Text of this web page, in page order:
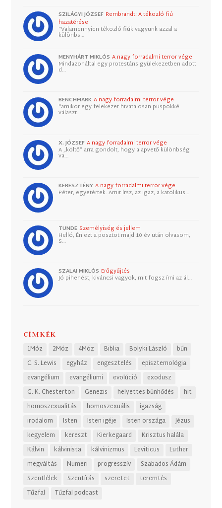
SZILÁGYI JÓZSEF Rembrandt: A tékozló fiú
hazatérése
"Valamennyien tékozló fiúk vagyunk azzal a
különbs…
MENYHÁRT MIKLÓS A nagy forradalmi terror vége
Mindazonáltal egy protestáns gyülekezetben adott
d…
BENCHMARK A nagy forradalmi terror vége
"amikor egy felekezet hivatalosan püspökké
választ…
X. JÓZSEF A nagy forradalmi terror vége
A „költő” arra gondolt, hogy alapvető különbség
va…
KERESZTÉNY A nagy forradalmi terror vége
Péter, egyetértek. Amit írsz, az igaz, a katolikus…
TUNDE Személyiség és jellem
Helló, Én ezt a posztot majd 10 év után olvasom,
S…
SZALAI MIKLÓS Erőgyűjtés
Jó pihenést, kiváncsi vagyok, mit fogsz írni az ál…
CÍMKÉK
1Móz 2Móz 4Móz Biblia Bolyki László
bűn
C. S. Lewis
egyház engesztelés
episztemológia
evangélium
evangéliumi evolúció
exodusz
G. K. Chesterton
Genezis helyettes bűnhődés
hit
homoszexualitás
homoszexuális
igazság
irodalom
Isten Isten igéje Isten országa
Jézus
kegyelem
kereszt Kierkegaard
Krisztus halála
Kálvin
kálvinista kálvinizmus Leviticus
Luther
megváltás
Numeri progresszív
Szabados Ádám
Szentlélek
Szentírás szeretet
teremtés
Tűzfal
Tűzfal podcast